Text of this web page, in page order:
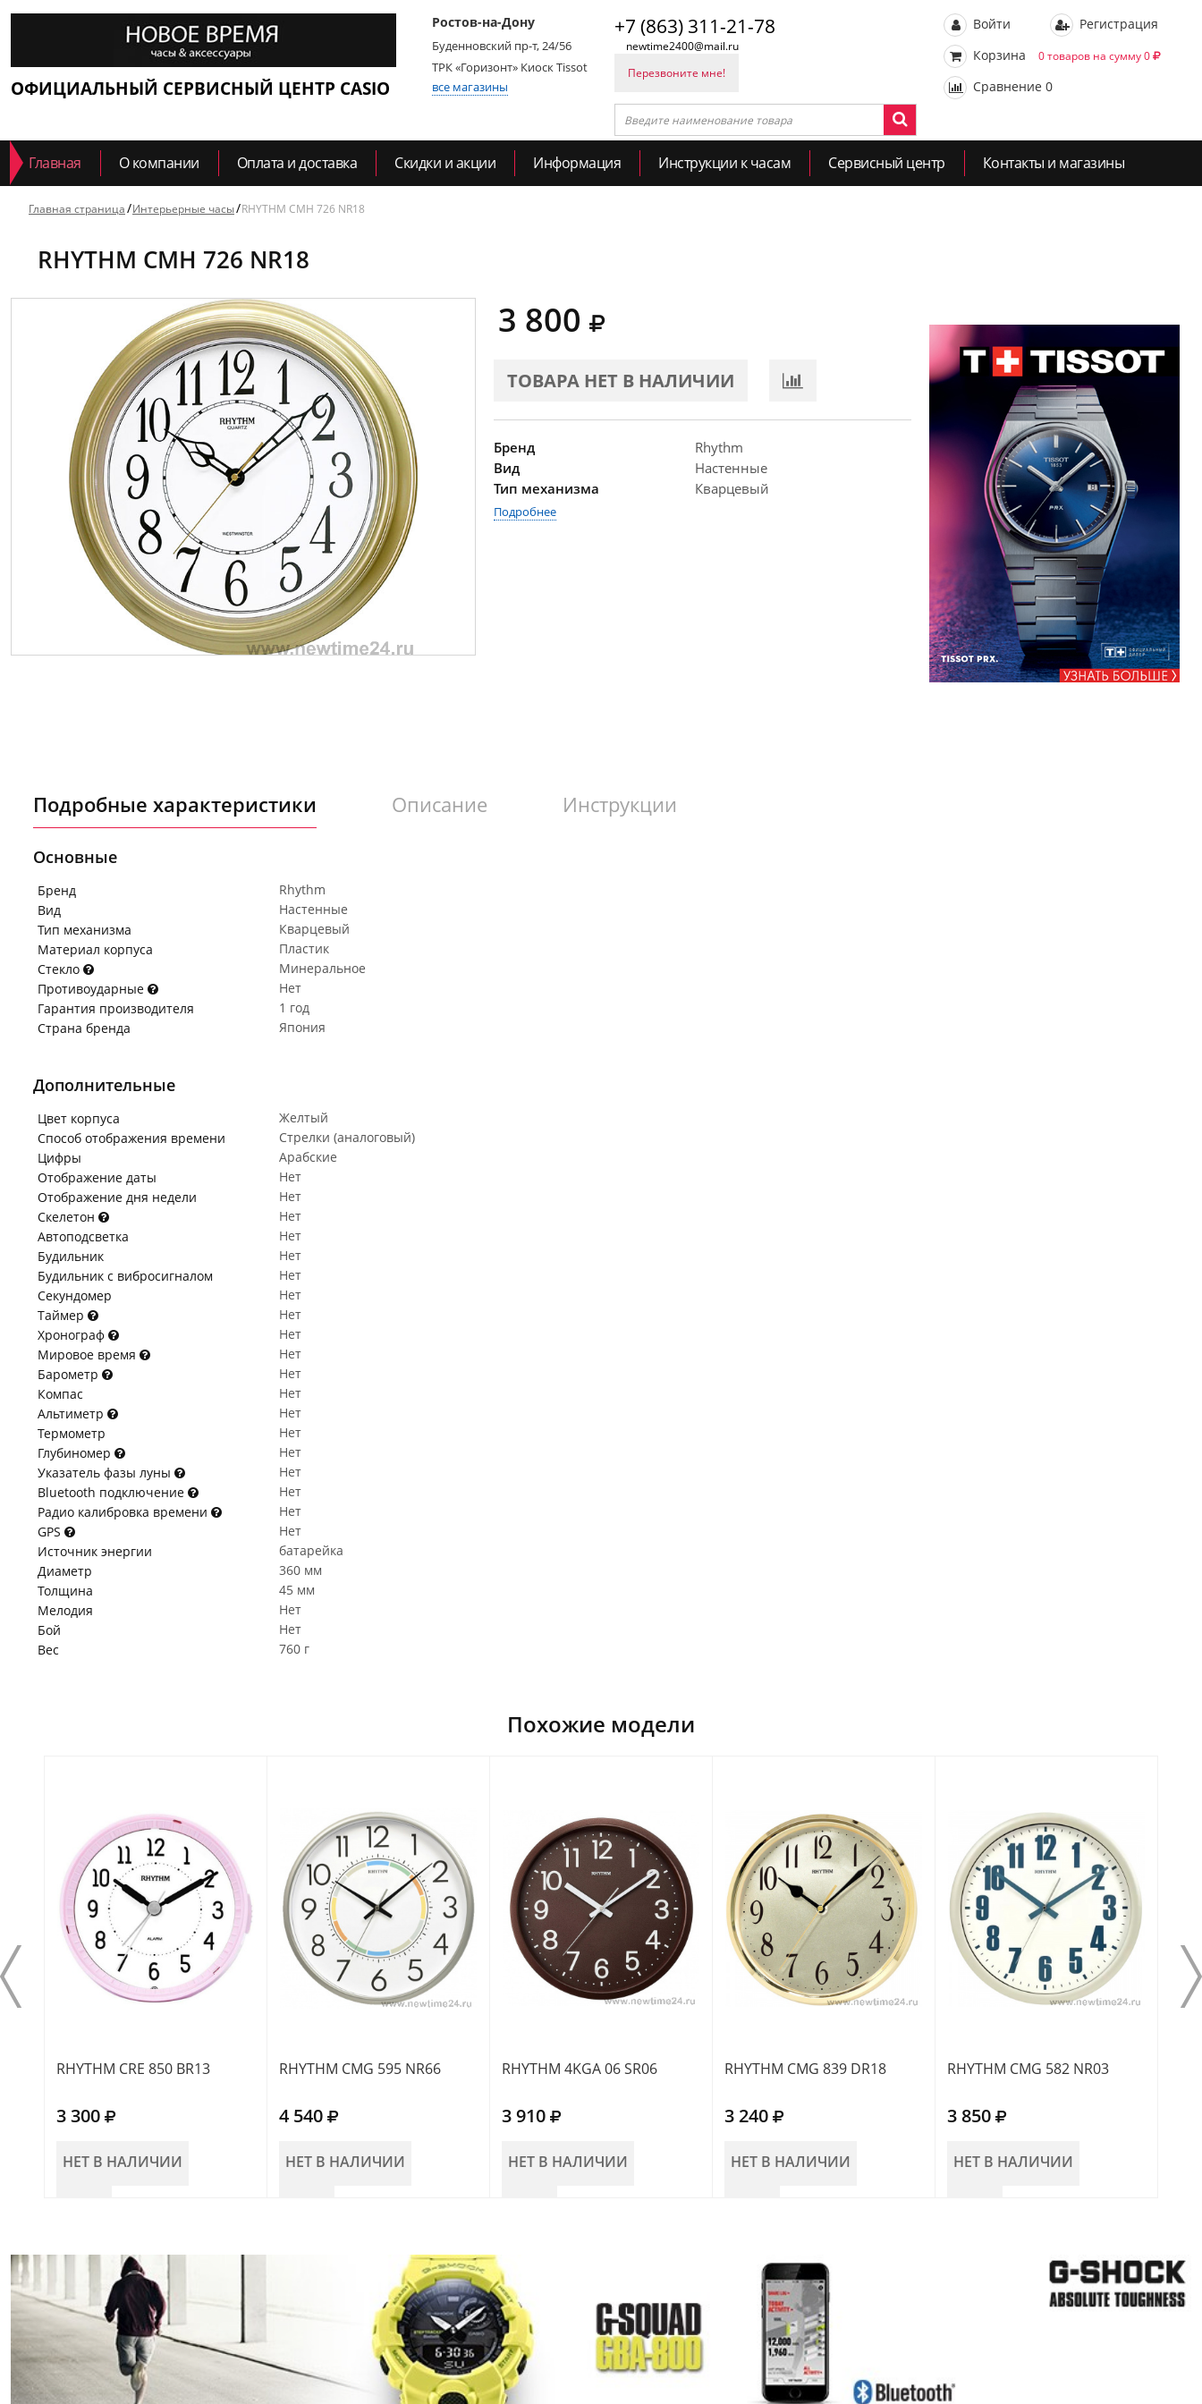
ОФИЦИАЛЬНЫЙ СЕРВИСНЫЙ ЦЕНТР CASIO
Ростов-на-Дону
Буденновский пр-т, 24/56
ТРК «Горизонт» Киоск Tissot
все магазины
+7 (863) 311-21-78
newtime2400@mail.ru
Перезвоните мне!
Войти
Регистрация
Корзина
0 товаров на сумму 0
Сравнение 0
Главная О компании Оплата и доставка Скидки и акции Информация Инструкции к часам Сервисный центр Контакты и магазины
Главная страница Интерьерные часы RHYTHM CMH 726 NR18
RHYTHM CMH 726 NR18
3 800
ТОВАРА НЕТ В НАЛИЧИИ
Бренд
Rhythm
Вид
Настенные
Тип механизма
Кварцевый
Подробнее
Подробные характеристики Описание Инструкции
Основные
Бренд
Rhythm
Вид
Настенные
Тип механизма
Кварцевый
Материал корпуса
Пластик
Стекло
Минеральное
Противоударные
Нет
Гарантия производителя
1 год
Страна бренда
Япония
Дополнительные
Цвет корпуса
Желтый
Способ отображения времени
Стрелки (аналоговый)
Цифры
Арабские
Отображение даты
Нет
Отображение дня недели
Нет
Скелетон
Нет
Автоподсветка
Нет
Будильник
Нет
Будильник с вибросигналом
Нет
Секундомер
Нет
Таймер
Нет
Хронограф
Нет
Мировое время
Нет
Барометр
Нет
Компас
Нет
Альтиметр
Нет
Термометр
Нет
Глубиномер
Нет
Указатель фазы луны
Нет
Bluetooth подключение
Нет
Радио калибровка времени
Нет
GPS
Нет
Источник энергии
батарейка
Диаметр
360 мм
Толщина
45 мм
Мелодия
Нет
Бой
Нет
Вес
760 г
Похожие модели
RHYTHM CRE 850 BR13
3 300
НЕТ В НАЛИЧИИ
RHYTHM CMG 595 NR66
4 540
НЕТ В НАЛИЧИИ
RHYTHM 4KGA 06 SR06
3 910
НЕТ В НАЛИЧИИ
RHYTHM CMG 839 DR18
3 240
НЕТ В НАЛИЧИИ
RHYTHM CMG 582 NR03
3 850
НЕТ В НАЛИЧИИ